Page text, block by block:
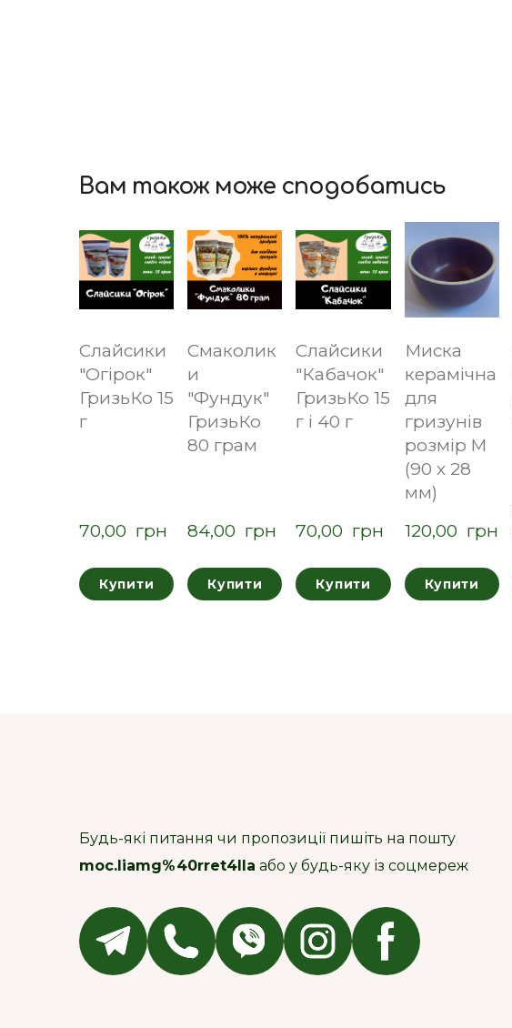
Вам також може сподобатись
Слайсики
"Огірок"
ГризьКо 15
г
70,00  грн
Купити
Смаколик
и
"Фундук"
ГризьКо
80 грам
84,00  грн
Купити
Слайсики
"Кабачок"
ГризьКо 15
г і 40 г
70,00  грн
Купити
Миска
керамічна
для
гризунів
розмір M
(90 х 28
мм)
120,00  грн
Купити
Будь-які питання чи пропозиції пишіть на пошту
moc.liamg%40rret4lla або у будь-яку із соцмереж